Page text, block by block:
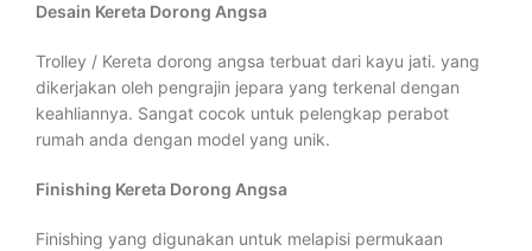
Desain Kereta Dorong Angsa
Trolley / Kereta dorong angsa terbuat dari kayu jati. yang
dikerjakan oleh pengrajin jepara yang terkenal dengan
keahliannya. Sangat cocok untuk pelengkap perabot
rumah anda dengan model yang unik.
Finishing Kereta Dorong Angsa
Finishing yang digunakan untuk melapisi permukaan